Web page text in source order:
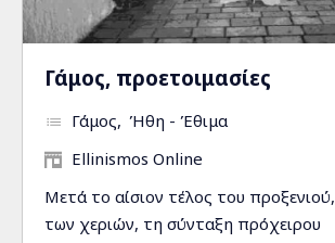
Γάμος, προετοιμασίες
Γάμος Ήθη - Έθιμα
Ellinismos Online
Μετά το αίσιον τέλος του
των χεριών, τη σύνταξη πρόχειρου